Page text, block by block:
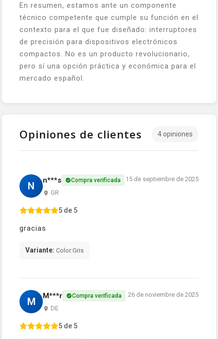
En resumen, estamos ante un componente
técnico competente que cumple su función en el
contexto para el que fue diseñado: interruptores
de precisión para dispositivos electrónicos
compactos. No es un producto revolucionario,
pero sí una opción práctica y económica para el
mercado español.
Opiniones de clientes 4 opiniones
N n***s Compra verificada
GR
15 de septiembre de 2025
5 de 5
gracias
Variante: Color:Gris
M M***r Compra verificada
DE
26 de noviembre de 2025
5 de 5